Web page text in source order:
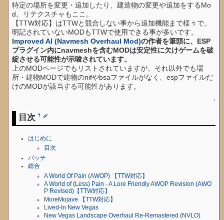
特定の場所を変更・追加したり、建造物の変更や追加をするMo
d。リテクスチャもここ。
【TTW対応】はTTWと競合しない事から追加機能まで様々で、
明記されていないMODもTTWで使用できる事が多いです。
Improved AI (Navmesh Overhaul Mod)の作者を筆頭に、ESP
プラグイン内にnavmeshを含むMODは安定性に欠けゲームを破
綻させる可能性が示唆されています。
上のMODページでもリストされていますが、それ以外でも場
所・建物MODで建物のnifやbsaファイルがなく、espファイルだ
けのMODが該当する可能性があります。
↑
目次†
はじめに
目次
パッチ
総合
A World Of Pain (AWOP) 【TTW対応】
A World of (Less) Pain - A Lore Friendly AWOP Revision (AWO
P Revised)【TTW対応】
MoreMojave 【TTW対応】
Lived-In New Vegas
New Vegas Landscape Overhaul Re-Remastered (NVLO)